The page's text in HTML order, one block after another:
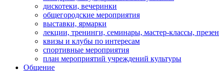
дискотеки, вечеринки
общегородские мероприятия
выставки, ярмарки
лекции, тренинги, семинары, мастер-классы,
квизы и клубы по интересам
спортивные мероприятия
план мероприятий учреждений культуры
Общение